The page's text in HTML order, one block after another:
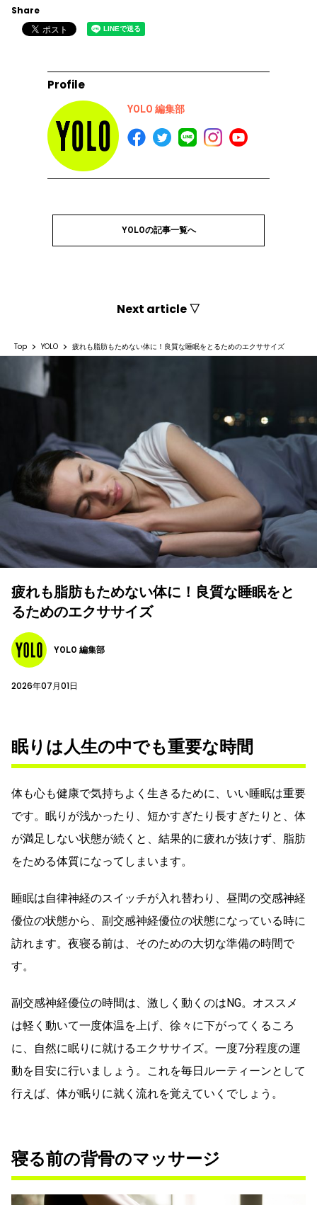
Share
Profile
YOLO 編集部
YOLOの記事一覧へ
Next article ▽
Top YOLO 疲れも脂肪もためない体に！良質な睡眠をとるためのエクササイズ
疲れも脂肪もためない体に！良質な睡眠をと
るためのエクササイズ
YOLO 編集部
2026年07月01日
眠りは人生の中でも重要な時間
体も心も健康で気持ちよく生きるために、いい睡眠は重要
です。眠りが浅かったり、短かすぎたり長すぎたりと、体
が満足しない状態が続くと、結果的に疲れが抜けず、脂肪
をためる体質になってしまいます。
睡眠は自律神経のスイッチが入れ替わり、昼間の交感神経
優位の状態から、副交感神経優位の状態になっている時に
訪れます。夜寝る前は、そのための大切な準備の時間で
す。
副交感神経優位の時間は、激しく動くのはNG。オススメ
は軽く動いて一度体温を上げ、徐々に下がってくるころ
に、自然に眠りに就けるエクササイズ。一度7分程度の運
動を目安に行いましょう。これを毎日ルーティーンとして
行えば、体が眠りに就く流れを覚えていくでしょう。
寝る前の背骨のマッサージ